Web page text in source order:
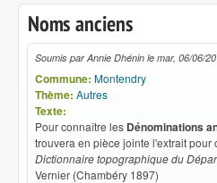
Noms anciens
Soumis parAnnie Dhénin le mar, 06/06/
Commune: Montendry
Thème: Autres
Texte:
Pour connaître les Dénominations
trouvera en pièce jointe l'extrait pour
Dictionnaire topographique du
Vernier (Chambéry 1897)